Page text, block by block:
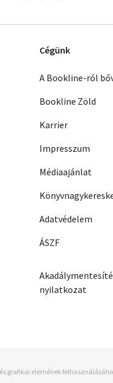
Cégünk
A Bookline-ról
Bookline Zöld
Karrier
Impresszum
Médiaajánlat
Adatvédelem
ÁSZF
nyilatkozat
grafikai elemének